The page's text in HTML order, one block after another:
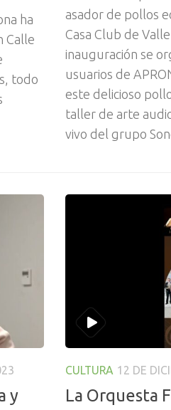
ha
Calle
todo
asador de pollos
Casa Club de
inauguración se
usuarios de
este delicioso
taller de arte
vivo del grupo
y
CULTURA 12 DE
La Orquesta